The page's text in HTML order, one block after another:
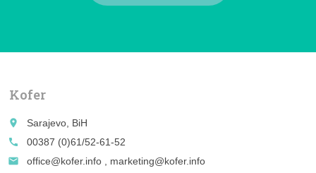
Kofer
place
Sarajevo, BiH
call
00387 (0)61/52-61-52
email
office@kofer.info , marketing@kofer.info